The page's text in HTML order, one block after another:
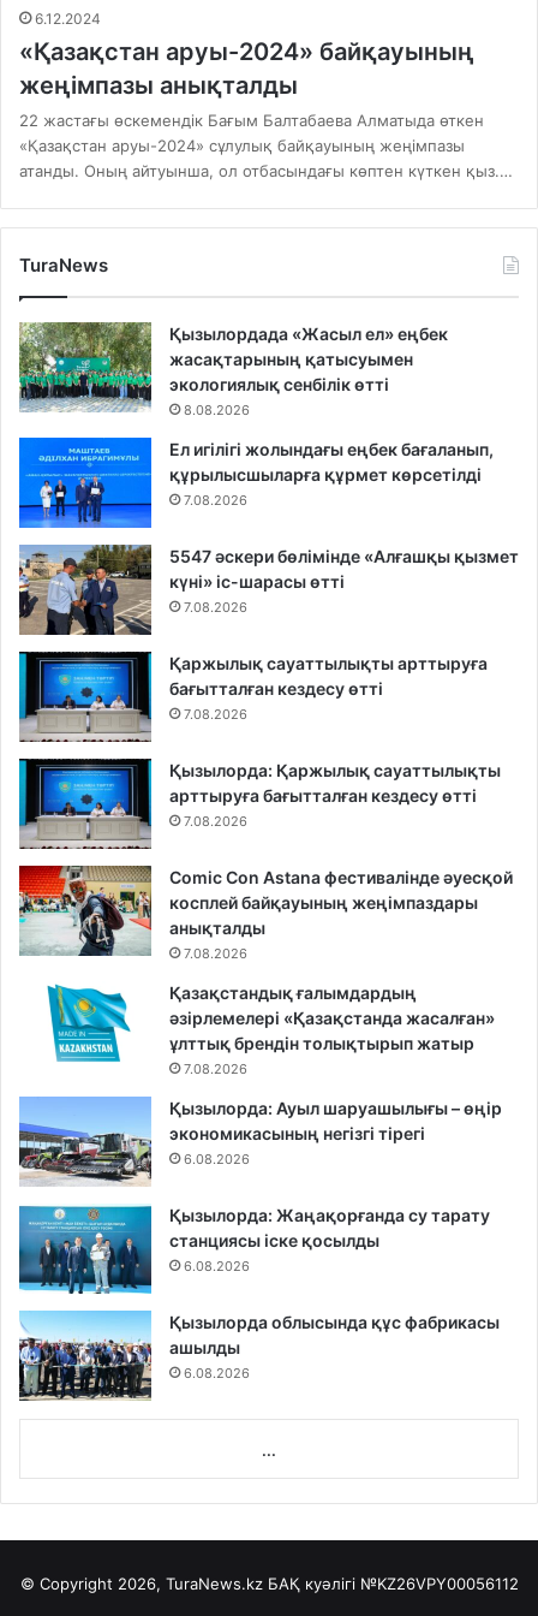
6.12.2024
«Қазақстан аруы-2024» байқауының
жеңімпазы анықталды
22 жастағы өскемендік Бағым Балтабаева Алматыда өткен
«Қазақстан аруы-2024» сұлулық байқауының жеңімпазы
атанды. Оның айтуынша, ол отбасындағы көптен күткен қыз.…
TuraNews
Қызылордада «Жасыл ел» еңбек
жасақтарының қатысуымен
экологиялық сенбілік өтті
8.08.2026
Ел игілігі жолындағы еңбек бағаланып,
құрылысшыларға құрмет көрсетілді
7.08.2026
5547 әскери бөлімінде «Алғашқы қызмет
күні» іс-шарасы өтті
7.08.2026
Қаржылық сауаттылықты арттыруға
бағытталған кездесу өтті
7.08.2026
Қызылорда: Қаржылық сауаттылықты
арттыруға бағытталған кездесу өтті
7.08.2026
Comic Con Astana фестивалінде әуесқой
косплей байқауының жеңімпаздары
анықталды
7.08.2026
Қазақстандық ғалымдардың
әзірлемелері «Қазақстанда жасалған»
ұлттық брендін толықтырып жатыр
7.08.2026
Қызылорда: Ауыл шаруашылығы – өңір
экономикасының негізгі тірегі
6.08.2026
Қызылорда: Жаңақорғанда су тарату
станциясы іске қосылды
6.08.2026
Қызылорда облысында құс фабрикасы
ашылды
6.08.2026
...
© Copyright 2026, TuraNews.kz БАҚ куәлігі №KZ26VPY00056112